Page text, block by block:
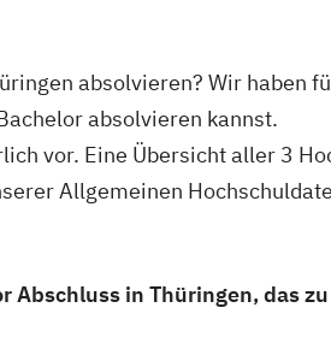
absolvieren? Wir haben
absolvieren kannst.
vor. Eine Übersicht aller 3
Allgemeinen
Abschluss in Thüringen, das